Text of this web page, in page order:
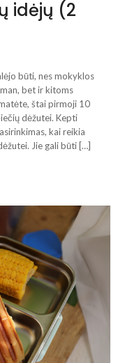
idėjų (2
būti, nes mokyklos
bet ir kitoms
štai pirmoji 10
dėžutei. Kepti
kai reikia
Jie gali būti […]